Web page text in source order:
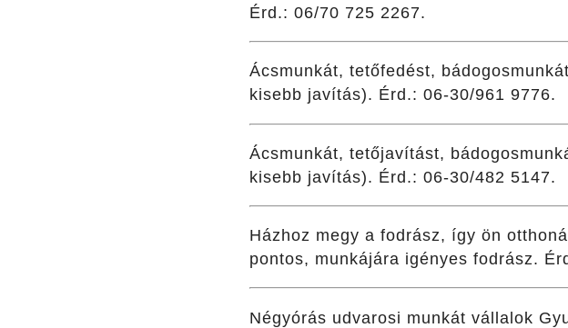
Érd.: 06/70 725 2267.
Ácsmunkát, tetőfedést,
kisebb javítás). Érd.: 06-30/961 9776.
Ácsmunkát, tetőjavítást,
kisebb javítás). Érd.: 06-30/482 5147.
Házhoz megy a fodrász, így ön
pontos, munkájára igényes fodrász.
Négyórás udvarosi munkát vállalok